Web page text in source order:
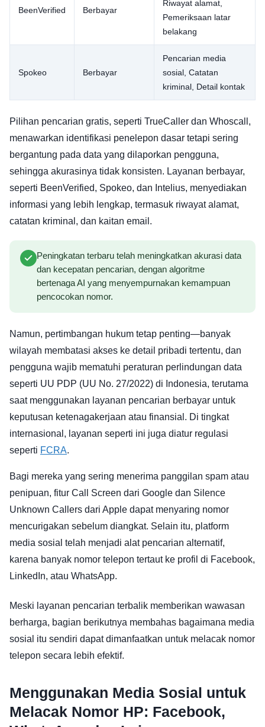
BeenVerified Berbayar
Riwayat alamat,
Pemeriksaan latar
belakang
Spokeo Berbayar
Pencarian media
sosial, Catatan
kriminal, Detail kontak
Pilihan pencarian gratis, seperti TrueCaller dan Whoscall,
menawarkan identifikasi penelepon dasar tetapi sering
bergantung pada data yang dilaporkan pengguna,
sehingga akurasinya tidak konsisten. Layanan berbayar,
seperti BeenVerified, Spokeo, dan Intelius, menyediakan
informasi yang lebih lengkap, termasuk riwayat alamat,
catatan kriminal, dan kaitan email.
Peningkatan terbaru telah meningkatkan akurasi data
dan kecepatan pencarian, dengan algoritme
bertenaga AI yang menyempurnakan kemampuan
pencocokan nomor.
Namun, pertimbangan hukum tetap penting—banyak
wilayah membatasi akses ke detail pribadi tertentu, dan
pengguna wajib mematuhi peraturan perlindungan data
seperti UU PDP (UU No. 27/2022) di Indonesia, terutama
saat menggunakan layanan pencarian berbayar untuk
keputusan ketenagakerjaan atau finansial. Di tingkat
internasional, layanan seperti ini juga diatur regulasi
seperti FCRA.
Bagi mereka yang sering menerima panggilan spam atau
penipuan, fitur Call Screen dari Google dan Silence
Unknown Callers dari Apple dapat menyaring nomor
mencurigakan sebelum diangkat. Selain itu, platform
media sosial telah menjadi alat pencarian alternatif,
karena banyak nomor telepon tertaut ke profil di Facebook,
LinkedIn, atau WhatsApp.
Meski layanan pencarian terbalik memberikan wawasan
berharga, bagian berikutnya membahas bagaimana media
sosial itu sendiri dapat dimanfaatkan untuk melacak nomor
telepon secara lebih efektif.
Menggunakan Media Sosial untuk
Melacak Nomor HP: Facebook,